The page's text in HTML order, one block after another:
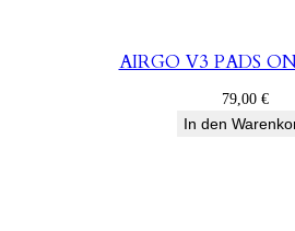
AIRGO V3 PADS
79,00 €
In den